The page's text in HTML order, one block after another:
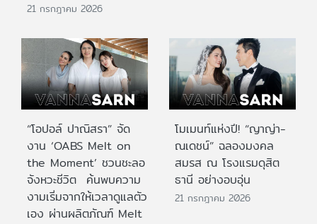
21 กรกฎาคม 2026
“โอปอล์ ปาณิสรา” จัด
งาน ‘OABS Melt on
the Moment’ ชวนชะลอ
จังหวะชีวิต ค้นพบความ
งามเริ่มจากให้เวลาดูแลตัว
เอง ผ่านผลิตภัณฑ์ Melt
โมเมนท์แห่งปี! “ญาญ่า-
ณเดชน์” ฉลองมงคล
สมรส ณ โรงแรมดุสิต
ธานี อย่างอบอุ่น
21 กรกฎาคม 2026